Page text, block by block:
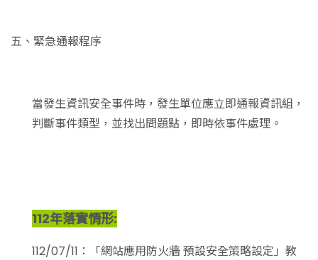
五、緊急通報程序
當發生資訊安全事件時，發生單位應立即通報資訊組，
判斷事件類型，並找出問題點，即時依事件處理。
112年落實情形:
112/07/11：「網站應用防火牆 預設安全策略設定」教